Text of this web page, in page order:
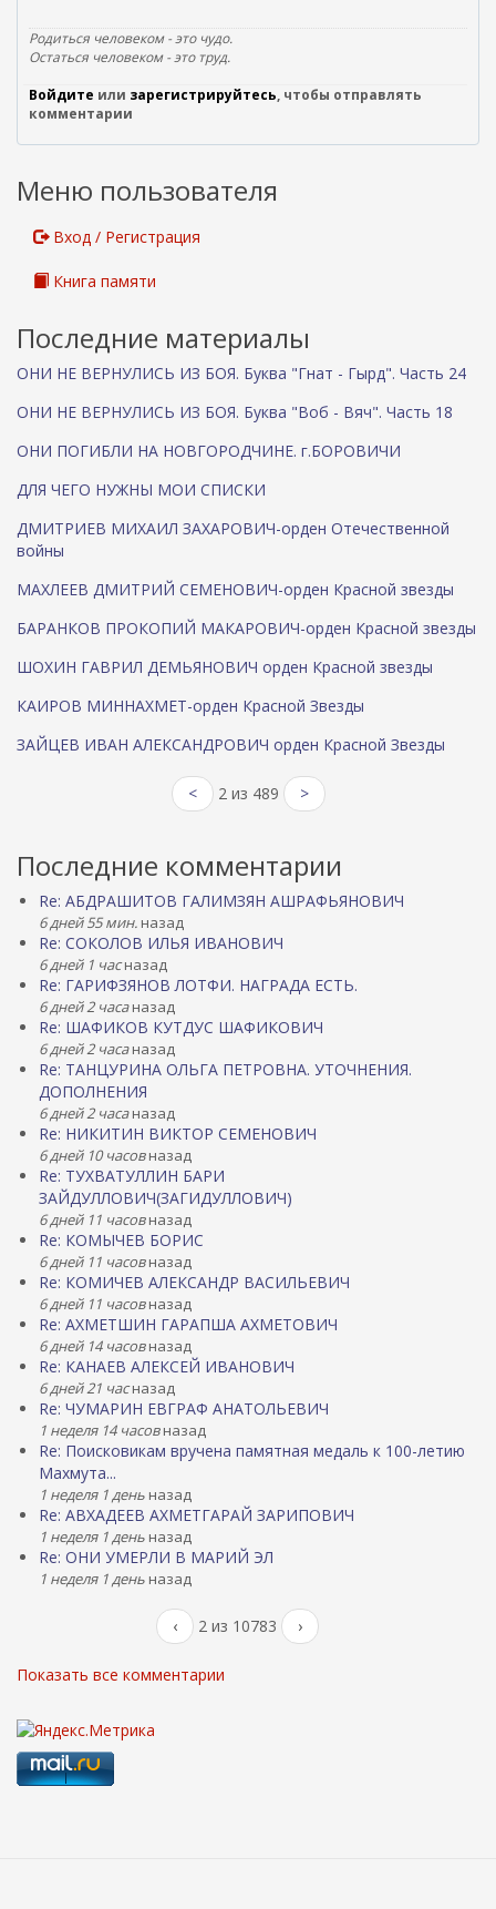
Родиться человеком - это чудо.
Остаться человеком - это труд.
Войдите или зарегистрируйтесь, чтобы отправлять
комментарии
Меню пользователя
Вход / Регистрация
Книга памяти
Последние материалы
ОНИ НЕ ВЕРНУЛИСЬ ИЗ БОЯ. Буква "Гнат - Гырд". Часть 24
ОНИ НЕ ВЕРНУЛИСЬ ИЗ БОЯ. Буква "Воб - Вяч". Часть 18
ОНИ ПОГИБЛИ НА НОВГОРОДЧИНЕ. г.БОРОВИЧИ
ДЛЯ ЧЕГО НУЖНЫ МОИ СПИСКИ
ДМИТРИЕВ МИХАИЛ ЗАХАРОВИЧ-орден Отечественной
войны
МАХЛЕЕВ ДМИТРИЙ СЕМЕНОВИЧ-орден Красной звезды
БАРАНКОВ ПРОКОПИЙ МАКАРОВИЧ-орден Красной звезды
ШОХИН ГАВРИЛ ДЕМЬЯНОВИЧ орден Красной звезды
КАИРОВ МИННАХМЕТ-орден Красной Звезды
ЗАЙЦЕВ ИВАН АЛЕКСАНДРОВИЧ орден Красной Звезды
< 2 из 489 >
Последние комментарии
Re: АБДРАШИТОВ ГАЛИМЗЯН АШРАФЬЯНОВИЧ
6 дней 55 мин. назад
Re: СОКОЛОВ ИЛЬЯ ИВАНОВИЧ
6 дней 1 часназад
Re: ГАРИФЗЯНОВ ЛОТФИ. НАГРАДА ЕСТЬ.
6 дней 2 часаназад
Re: ШАФИКОВ КУТДУС ШАФИКОВИЧ
6 дней 2 часаназад
Re: ТАНЦУРИНА ОЛЬГА ПЕТРОВНА. УТОЧНЕНИЯ.
ДОПОЛНЕНИЯ
6 дней 2 часаназад
Re: НИКИТИН ВИКТОР СЕМЕНОВИЧ
6 дней 10 часовназад
Re: ТУХВАТУЛЛИН БАРИ
ЗАЙДУЛЛОВИЧ(ЗАГИДУЛЛОВИЧ)
6 дней 11 часовназад
Re: КОМЫЧЕВ БОРИС
6 дней 11 часовназад
Re: КОМИЧЕВ АЛЕКСАНДР ВАСИЛЬЕВИЧ
6 дней 11 часовназад
Re: АХМЕТШИН ГАРАПША АХМЕТОВИЧ
6 дней 14 часовназад
Re: КАНАЕВ АЛЕКСЕЙ ИВАНОВИЧ
6 дней 21 часназад
Re: ЧУМАРИН ЕВГРАФ АНАТОЛЬЕВИЧ
1 неделя 14 часовназад
Re: Поисковикам вручена памятная медаль к 100-летию
Махмута...
1 неделя 1 день назад
Re: АВХАДЕЕВ АХМЕТГАРАЙ ЗАРИПОВИЧ
1 неделя 1 день назад
Re: ОНИ УМЕРЛИ В МАРИЙ ЭЛ
1 неделя 1 день назад
‹ 2 из 10783 ›
Показать все комментарии